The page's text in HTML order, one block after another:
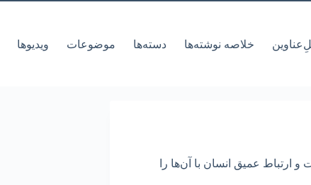
خلاصه نوشته‌ها دسته‌ها موضوعات ویدیوها
عمیق انسان با آن‌ها را